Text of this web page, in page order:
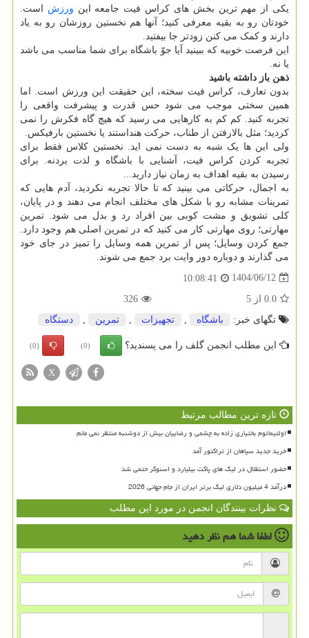
یکی از مهم ترین بخش های کراس فیت جامعه این ورزش است.
خودتان رو به بقیه معرفی کنید؛ آنها هم نخستین روزشان رو به یاد
دارند و کمک می کنن زودتر جا بیفتید.
این فرصت خوبیه که ببینید آیا جوّ باشگاه برای شما مناسب می باشد
یا نه.
ذهن باز داشته باشید
بدون تعارف، کراس فیت سخته، این حقیقت این ورزش است. اما
همین سختی موجب می شود حس قدرت و پیشرفت واقعی را
تجربه کنید. کم کم به کارهایی می رسید که هیچ گاه فکرش را نمی
کردید؛ مثل بالارفتن از طناب، حرکت هنداستند یا نخستین بارفیکس.
ولی این ها یک شبه به دست نمی اید. نخستین کلاس فقط برای
تجربه کردن کراس فیت، آشنایی با باشگاه و لذت بردنه. برای
رسیدن به بقیه اهداف به زمان نیاز دارید...
به اجمال، حرکاتی می بینید که تا حالا تجربه نکردید، آدم هایی که
تمرینات مشابه رو با شکل های مختلف انجام می دهند و در پایان،
کلی تشویق و مشت کوبی بین افراد رد و بدل می شود. تمرین
مهارتی؛ روی مهارتی کار می کنید که در تمرین اصلی هم وجود دارد.
جمع کردن وسایل؛ پس از تمرین همه وسایل را تمیز در جای خود
می گذارند و دوباره دور وایت برد جمع می شوند.
1404/06/12
10:08:41
0.0 از 5
326
تگهای خبر:
باشگاه تجهیزات تمرین دستگاه
این مطلب انجمن گلف را می پسندید؟ (0)
(0)
X
تازه ترین مطالب مرتبط
اولتیماتوم بختیاری زاده به چشمی و رضاییان بیش از دوشنبه منتظر نمی مانم
خرید جدید سپاهان از تراکتور آمد
حضور استقلال در لیگ های پاکت بیلیارد و اسنوکر حتمی شد
درآمد 4 میلیون دلاری لیگ برتر ایران از جام جهانی 2026
نظرات بینندگان انجمن در مورد این مطلب
لطفا شما همنظر دهید